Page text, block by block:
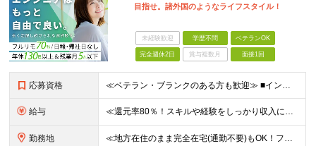
目指せ。諸外国のようなライフスタイル！
未経験歓迎 学歴不問 ベテランOK
完全週休2日 賞与複数月 面接1回
応募資格 ≪ベテラン・ブランクのある方も歓迎≫ ■インフラエンジニアとしての実務経験をお持ちの方(運用・保守のみやオンプレミスのみの経験でもOK) ■学歴不問 ≪こんな方はぜひご応募ください≫ □ワークライフ
給与 ≪還元率80％！スキルや経験をしっかり収入に反映します≫ 年俸530万円以上＋業績賞与 ※スキル・経験を考慮の上、優遇いたします ※上記年俸を12分割し、月1回支給します ※上記年俸には固定残業代
勤務地 ≪地方在住のまま完全在宅(通勤不要)もOK！フルリモート7割、ハイブリッド2割！≫ ご自宅でのリモートワーク、または東京都、神奈川、埼玉、千葉を中心とするお客様先での勤務 ■本社アクセス 東京都豊島